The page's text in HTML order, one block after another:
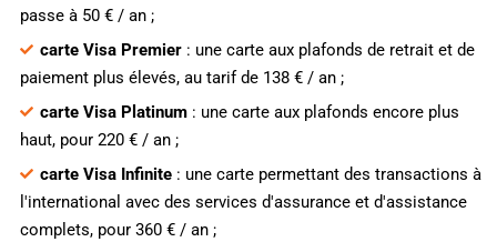
passe à 50 € / an ;
carte Visa Premier: une carte aux plafonds de retrait et de
paiement plus élevés, au tarif de 138 € / an ;
carte Visa Platinum: une carte aux plafonds encore plus
haut, pour 220 € / an ;
carte Visa Infinite: une carte permettant des transactions à
l'international avec des services d'assurance et d'assistance
complets, pour 360 € / an ;